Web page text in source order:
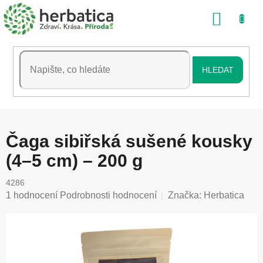
Přejít
na
obsah
HLEDAT
Čaga sibiřská sušené kousky
(4–5 cm) – 200 g
4286
Průměrné
1 hodnocení Podrobnosti hodnocení Značka: Herbatica